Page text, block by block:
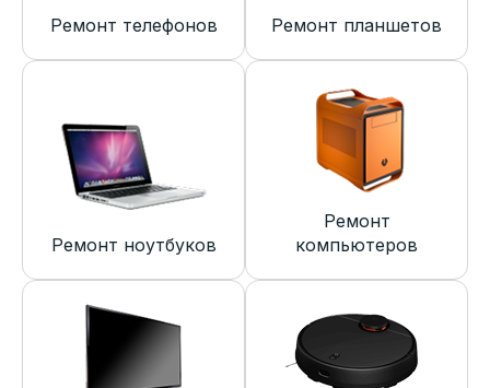
Ремонт телефонов Ремонт планшетов
Ремонт ноутбуков
Ремонт
компьютеров